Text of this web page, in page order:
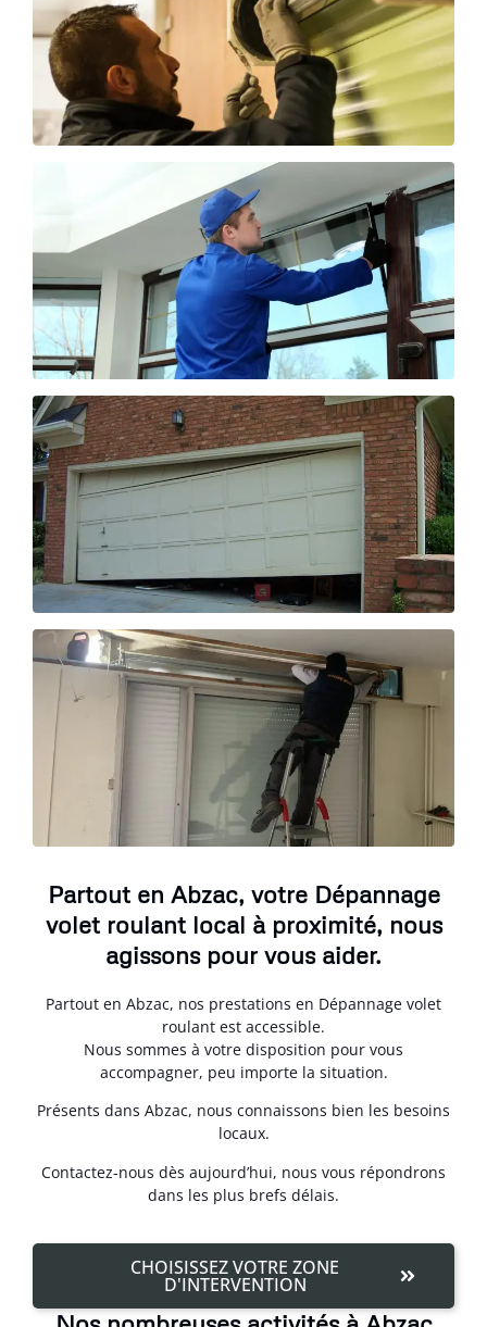
Partout en Abzac, votre Dépannage
volet roulant local à proximité, nous
agissons pour vous aider.
Partout en Abzac, nos prestations en Dépannage volet
roulant est accessible.
Nous sommes à votre disposition pour vous
accompagner, peu importe la situation.
Présents dans Abzac, nous connaissons bien les besoins
locaux.
Contactez-nous dès aujourd’hui, nous vous répondrons
dans les plus brefs délais.
CHOISISSEZ VOTRE ZONE
D'INTERVENTION